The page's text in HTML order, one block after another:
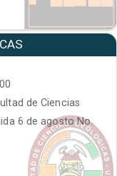
de Ciencias
6 de agosto No.